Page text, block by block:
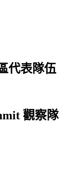
代表隊伍
觀察隊